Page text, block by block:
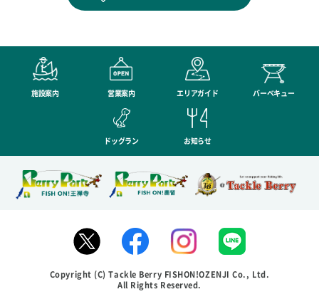
施設案内 営業案内 エリアガイド バーベキュー
ドッグラン お知らせ
Copyright (C) Tackle Berry FISHON!OZENJI Co., Ltd.
All Rights Reserved.